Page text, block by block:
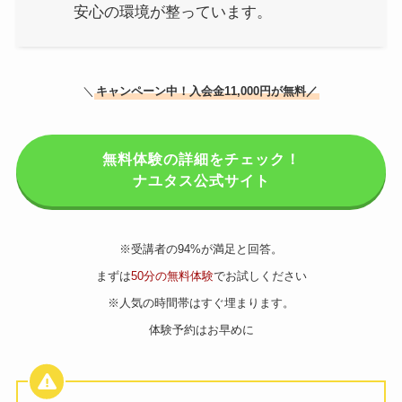
安心の環境が整っています。
＼ キャンペーン中！入会金11,000円が無料／
無料体験の詳細をチェック！
ナユタス公式サイト
※受講者の94%が満足と回答。
まずは50分の無料体験でお試しください
※人気の時間帯はすぐ埋まります。
体験予約はお早めに